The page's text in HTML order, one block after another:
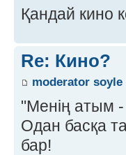
Қандай кино
Re: Кино?
moderator soyle
"Менің атым
Одан басқа
бар!